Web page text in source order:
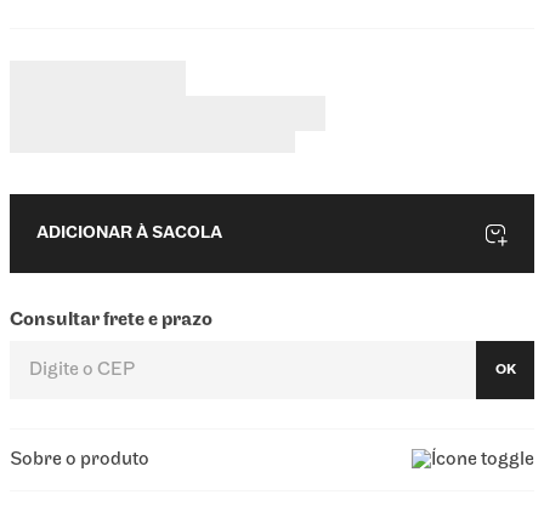
ADICIONAR À SACOLA
Consultar frete e prazo
OK
Sobre o produto